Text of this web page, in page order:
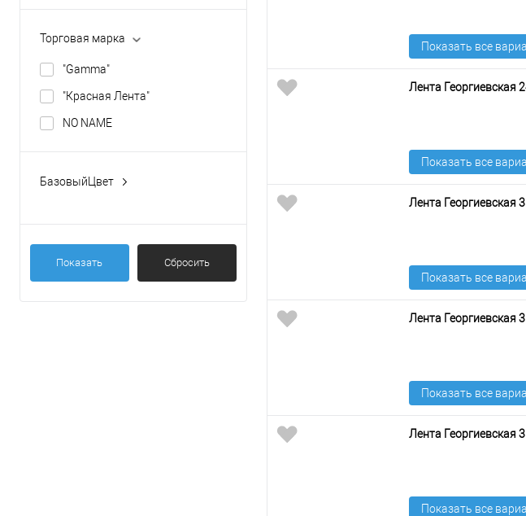
Торговая марка
"Gamma"
"Красная Лента"
NO NAME
БазовыйЦвет
Показать Сбросить
Лента Георгиевская
Лента Георгиевская
Лента Георгиевская
Лента Георгиевская